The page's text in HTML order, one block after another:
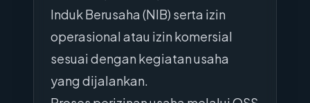
Induk Berusaha (NIB) serta izin
operasional atau izin komersial
sesuai dengan kegiatan usaha
yang dijalankan.